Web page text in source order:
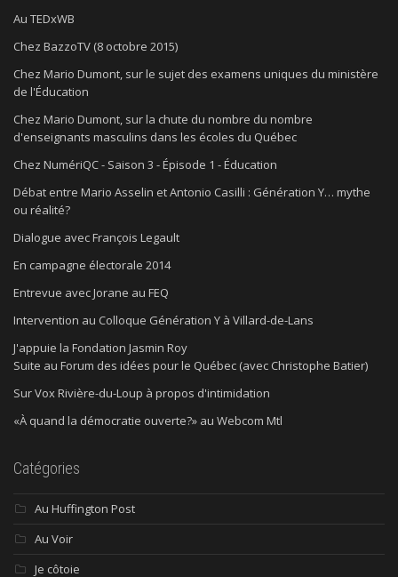
Au TEDxWB
Chez BazzoTV (8 octobre 2015)
Chez Mario Dumont, sur le sujet des examens uniques du ministère
de l'Éducation
Chez Mario Dumont, sur la chute du nombre du nombre
d'enseignants masculins dans les écoles du Québec
Chez NumériQC - Saison 3 - Épisode 1 - Éducation
Débat entre Mario Asselin et Antonio Casilli : Génération Y… mythe
ou réalité?
Dialogue avec François Legault
En campagne électorale 2014
Entrevue avec Jorane au FEQ
Intervention au Colloque Génération Y à Villard-de-Lans
J'appuie la Fondation Jasmin Roy
Suite au Forum des idées pour le Québec (avec Christophe Batier)
Sur Vox Rivière-du-Loup à propos d'intimidation
«À quand la démocratie ouverte?» au Webcom Mtl
Catégories
Au Huffington Post
Au Voir
Je côtoie